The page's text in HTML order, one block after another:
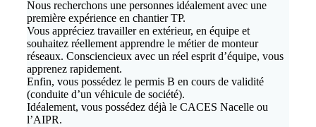
Nous recherchons une personnes idéalement avec une
première expérience en chantier TP.
Vous appréciez travailler en extérieur, en équipe et
souhaitez réellement apprendre le métier de monteur
réseaux. Consciencieux avec un réel esprit d’équipe, vous
apprenez rapidement.
Enfin, vous possédez le permis B en cours de validité
(conduite d’un véhicule de société).
Idéalement, vous possédez déjà le CACES Nacelle ou
l’AIPR.